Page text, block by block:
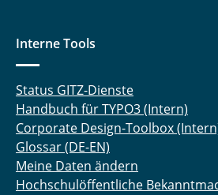
Interne Tools
Status GITZ-Dienste
Handbuch für TYPO3 (Intern)
Corporate Design-Toolbox
Glossar (DE-EN)
Meine Daten ändern
Hochschulöffentliche